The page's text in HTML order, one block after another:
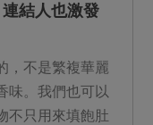
結人也激發
，不是繁複華麗
味。我們也可以
不只用來填飽肚